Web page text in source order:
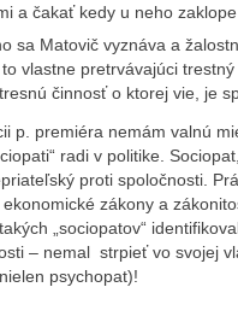
a čakať kedy u neho
sa Matovič vyznáva a
vlastne pretrvávajúci
činnosť o ktorej vie, je
p. premiéra nemám valnú
radi v politike.
proti spoločnosti.
zákony a
„sociopatov“
– nemal strpieť vo svojej
psychopat)!